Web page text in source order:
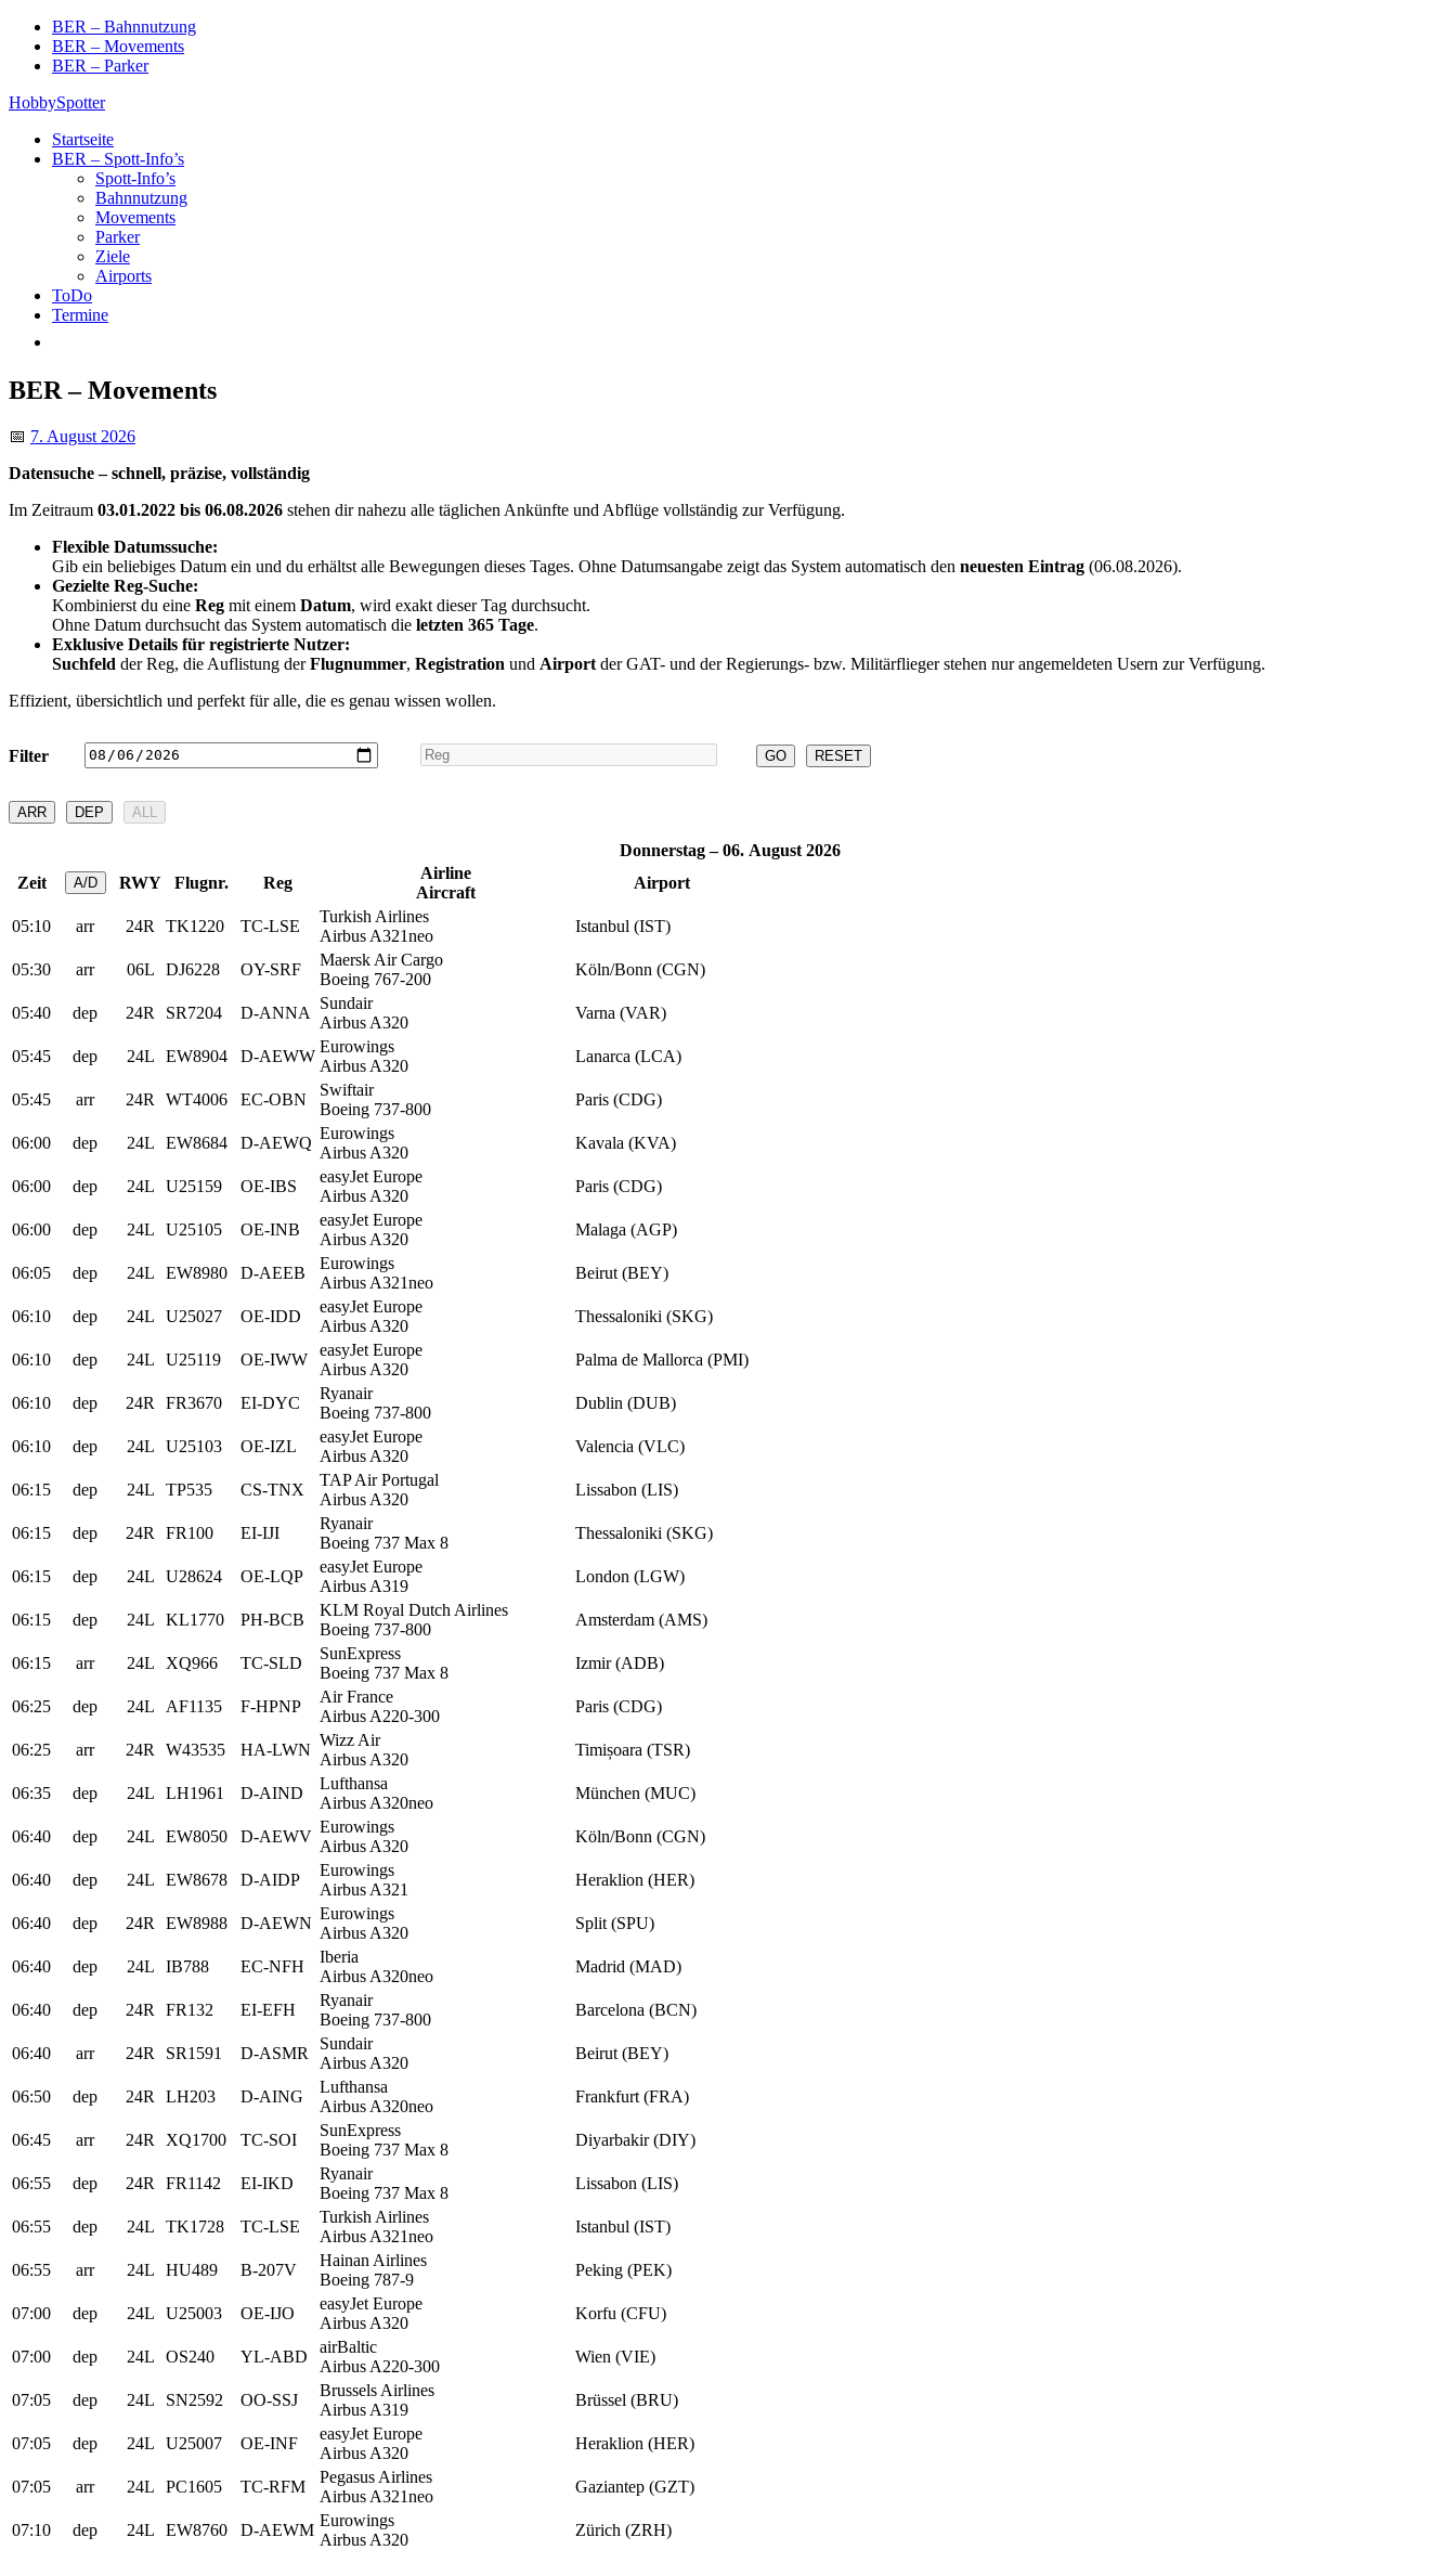
Skip
content
BER – Bahnnutzung
BER – Movements
BER – Parker
HobbySpotter
Startseite
BER – Spott-Info’s
Spott-Info’s
Bahnnutzung
Movements
Parker
Ziele
Airports
ToDo
Termine
BER – Movements
📅 7. August 2026
Datensuche – schnell, präzise, vollständig
Im Zeitraum 03.01.2022 bis 06.08.2026 stehen dir nahezu alle täglichen Ankünfte und Abflüge vollständig zur Verfügung.
Flexible Datumssuche:
Gib ein beliebiges Datum ein und du erhältst alle Bewegungen dieses Tages. Ohne Datumsangabe zeigt das System automatisch den neuesten Eintrag (06.08.2026).
Gezielte Reg-Suche:
Kombinierst du eine Reg mit einem Datum, wird exakt dieser Tag durchsucht.
Ohne Datum durchsucht das System automatisch die letzten 365 Tage.
Exklusive Details für registrierte Nutzer:
Suchfeld der Reg, die Auflistung derFlugnummer, Registration und Airport der GAT- und der Regierungs- bzw. Militärflieger stehen nur angemeldeten Usern zur Verfügung.
Effizient, übersichtlich und perfekt für alle, die es genau wissen wollen.
Filter RESET
ARR DEP ALL
Donnerstag – 06. August 2026
Zeit
A/D RWY Flugnr. Reg
Airline
Aircraft
Airport
05:10 arr 24R TK1220 TC-LSE
Turkish Airlines
Airbus A321neo
Istanbul (IST)
05:30 arr 06L DJ6228 OY-SRF
Maersk Air Cargo
Boeing 767-200
Köln/Bonn (CGN)
05:40 dep 24R SR7204 D-ANNA
Sundair
Airbus A320
Varna (VAR)
05:45 dep 24L EW8904 D-AEWW
Eurowings
Airbus A320
Lanarca (LCA)
05:45 arr 24R WT4006 EC-OBN
Swiftair
Boeing 737-800
Paris (CDG)
06:00 dep 24L EW8684 D-AEWQ
Eurowings
Airbus A320
Kavala (KVA)
06:00 dep 24L U25159 OE-IBS
easyJet Europe
Airbus A320
Paris (CDG)
06:00 dep 24L U25105 OE-INB
easyJet Europe
Airbus A320
Malaga (AGP)
06:05 dep 24L EW8980 D-AEEB
Eurowings
Airbus A321neo
Beirut (BEY)
06:10 dep 24L U25027 OE-IDD
easyJet Europe
Airbus A320
Thessaloniki (SKG)
06:10 dep 24L U25119 OE-IWW
easyJet Europe
Airbus A320
Palma de Mallorca (PMI)
06:10 dep 24R FR3670 EI-DYC
Ryanair
Boeing 737-800
Dublin (DUB)
06:10 dep 24L U25103 OE-IZL
easyJet Europe
Airbus A320
Valencia (VLC)
06:15 dep 24L TP535 CS-TNX
TAP Air Portugal
Airbus A320
Lissabon (LIS)
06:15 dep 24R FR100 EI-IJI
Ryanair
Boeing 737 Max 8
Thessaloniki (SKG)
06:15 dep 24L U28624 OE-LQP
easyJet Europe
Airbus A319
London (LGW)
06:15 dep 24L KL1770 PH-BCB
KLM Royal Dutch Airlines
Boeing 737-800
Amsterdam (AMS)
06:15 arr 24L XQ966 TC-SLD
SunExpress
Boeing 737 Max 8
Izmir (ADB)
06:25 dep 24L AF1135 F-HPNP
Air France
Airbus A220-300
Paris (CDG)
06:25 arr 24R W43535 HA-LWN
Wizz Air
Airbus A320
Timișoara (TSR)
06:35 dep 24L LH1961 D-AIND
Lufthansa
Airbus A320neo
München (MUC)
06:40 dep 24L EW8050 D-AEWV
Eurowings
Airbus A320
Köln/Bonn (CGN)
06:40 dep 24L EW8678 D-AIDP
Eurowings
Airbus A321
Heraklion (HER)
06:40 dep 24R EW8988 D-AEWN
Eurowings
Airbus A320
Split (SPU)
06:40 dep 24L IB788 EC-NFH
Iberia
Airbus A320neo
Madrid (MAD)
06:40 dep 24R FR132 EI-EFH
Ryanair
Boeing 737-800
Barcelona (BCN)
06:40 arr 24R SR1591 D-ASMR
Sundair
Airbus A320
Beirut (BEY)
06:50 dep 24R LH203 D-AING
Lufthansa
Airbus A320neo
Frankfurt (FRA)
06:45 arr 24R XQ1700 TC-SOI
SunExpress
Boeing 737 Max 8
Diyarbakir (DIY)
06:55 dep 24R FR1142 EI-IKD
Ryanair
Boeing 737 Max 8
Lissabon (LIS)
06:55 dep 24L TK1728 TC-LSE
Turkish Airlines
Airbus A321neo
Istanbul (IST)
06:55 arr 24L HU489 B-207V
Hainan Airlines
Boeing 787-9
Peking (PEK)
07:00 dep 24L U25003 OE-IJO
easyJet Europe
Airbus A320
Korfu (CFU)
07:00 dep 24L OS240 YL-ABD
airBaltic
Airbus A220-300
Wien (VIE)
07:05 dep 24L SN2592 OO-SSJ
Brussels Airlines
Airbus A319
Brüssel (BRU)
07:05 dep 24L U25007 OE-INF
easyJet Europe
Airbus A320
Heraklion (HER)
07:05 arr 24L PC1605 TC-RFM
Pegasus Airlines
Airbus A321neo
Gaziantep (GZT)
07:10 dep 24L EW8760 D-AEWM
Eurowings
Airbus A320
Zürich (ZRH)